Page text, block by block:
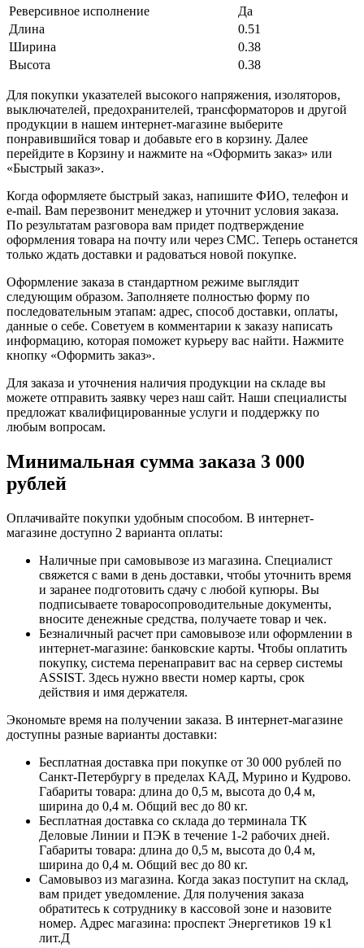
Реверсивное исполнение
Да
Длина
0.51
Ширина
0.38
Высота
0.38
Для покупки указателей высокого напряжения, изоляторов,
выключателей, предохранителей, трансформаторов и другой
продукции в нашем интернет-магазине выберите
понравившийся товар и добавьте его в корзину. Далее
перейдите в Корзину и нажмите на «Оформить заказ» или
«Быстрый заказ».
Когда оформляете быстрый заказ, напишите ФИО, телефон и
e-mail. Вам перезвонит менеджер и уточнит условия заказа.
По результатам разговора вам придет подтверждение
оформления товара на почту или через СМС. Теперь останется
только ждать доставки и радоваться новой покупке.
Оформление заказа в стандартном режиме выглядит
следующим образом. Заполняете полностью форму по
последовательным этапам: адрес, способ доставки, оплаты,
данные о себе. Советуем в комментарии к заказу написать
информацию, которая поможет курьеру вас найти. Нажмите
кнопку «Оформить заказ».
Для заказа и уточнения наличия продукции на складе вы
можете отправить заявку через наш сайт. Наши специалисты
предложат квалифицированные услуги и поддержку по
любым вопросам.
Минимальная сумма заказа 3 000
рублей
Оплачивайте покупки удобным способом. В интернет-
магазине доступно 2 варианта оплаты:
Наличные при самовывозе из магазина. Специалист
свяжется с вами в день доставки, чтобы уточнить время
и заранее подготовить сдачу с любой купюры. Вы
подписываете товаросопроводительные документы,
вносите денежные средства, получаете товар и чек.
Безналичный расчет при самовывозе или оформлении в
интернет-магазине: банковские карты. Чтобы оплатить
покупку, система перенаправит вас на сервер системы
ASSIST. Здесь нужно ввести номер карты, срок
действия и имя держателя.
Экономьте время на получении заказа. В интернет-магазине
доступны разные варианты доставки:
Бесплатная доставка при покупке от 30 000 рублей по
Санкт-Петербургу в пределах КАД, Мурино и Кудрово.
Габариты товара: длина до 0,5 м, высота до 0,4 м,
ширина до 0,4 м. Общий вес до 80 кг.
Бесплатная доставка со склада до терминала ТК
Деловые Линии и ПЭК в течение 1-2 рабочих дней.
Габариты товара: длина до 0,5 м, высота до 0,4 м,
ширина до 0,4 м. Общий вес до 80 кг.
Самовывоз из магазина. Когда заказ поступит на склад,
вам придет уведомление. Для получения заказа
обратитесь к сотруднику в кассовой зоне и назовите
номер. Адрес магазина: проспект Энергетиков 19 к1
лит.Д